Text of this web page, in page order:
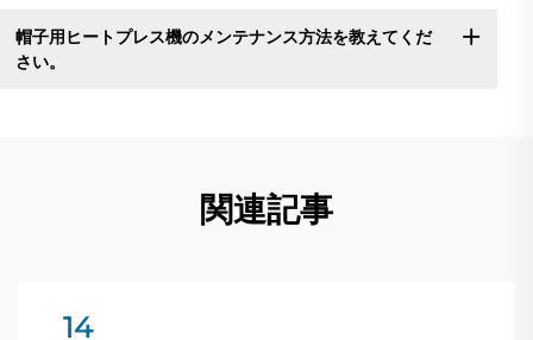
帽子用ヒートプレス機のメンテナンス方法を教えてくだ
さい。
関連記事
14